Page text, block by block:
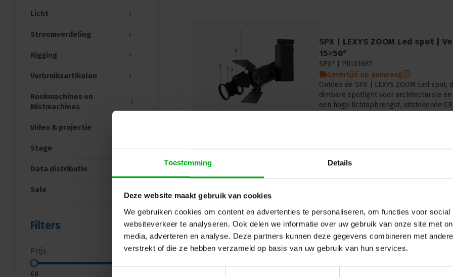
Toestemming Details
Deze website maakt gebruik van cookies
We gebruiken cookies om content en advertenties te personaliseren, om functies voor social
websiteverkeer te analyseren. Ook delen we informatie over uw gebruik van onze site met
media, adverteren en analyse. Deze partners kunnen deze gegevens combineren met
verstrekt of die ze hebben verzameld op basis van uw gebruik van hun services.
Licht
Stroomverdeling
Rigging
Verbruiksartikelen
Rookmachines en
Mistmachines
Video & projectie
Stage
Data distributie
Sale
Filters
Prijs
€0
SPX | LEXYS ZOOM Led spot |
15>50°
SPX* |
PRI01687
Levertijd op aanvraag
Ontdek de SPX | LEXYS ZOOM Led
dimbare spotlight voor architecturale
een hoge lichtopbrengst, uitstekende
SPX* |CAI00678
Levertijd op aanvraag
Verlicht uw ruimte optimaal met de SPX |
met DMX. Geniet van de hoge lumen-
professionele verlichtingsprojecten.